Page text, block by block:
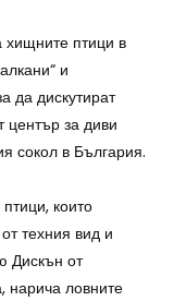
птици в
и
да дискутират
център за диви
сокол в България.
които
техния вид и
Дискън от
нарича ловните